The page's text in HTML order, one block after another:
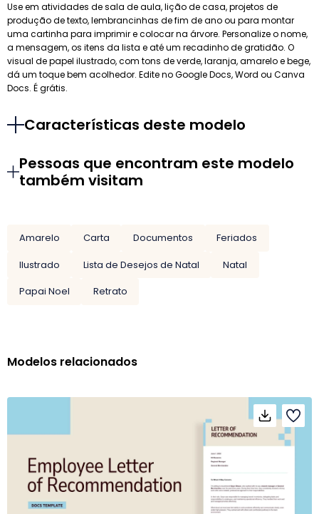
Use em atividades de sala de aula, lição de casa, projetos de
produção de texto, lembrancinhas de fim de ano ou para montar
uma cartinha para imprimir e colocar na árvore. Personalize o nome,
a mensagem, os itens da lista e até um recadinho de gratidão. O
visual de papel ilustrado, com tons de verde, laranja, amarelo e bege,
dá um toque bem acolhedor. Edite no Google Docs, Word ou Canva
Docs. É grátis.
Características deste modelo
Pessoas que encontram este modelo
também visitam
Amarelo Carta Documentos
Feriados
Ilustrado
Lista de Desejos de Natal
Natal
Papai Noel
Retrato
Modelos relacionados